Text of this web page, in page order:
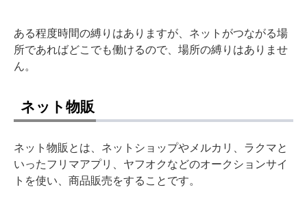
ある程度時間の縛りはありますが、ネットがつながる場
所であればどこでも働けるので、場所の縛りはありませ
ん。
ネット物販
ネット物販とは、ネットショップやメルカリ、ラクマと
いったフリマアプリ、ヤフオクなどのオークションサイ
トを使い、商品販売をすることです。